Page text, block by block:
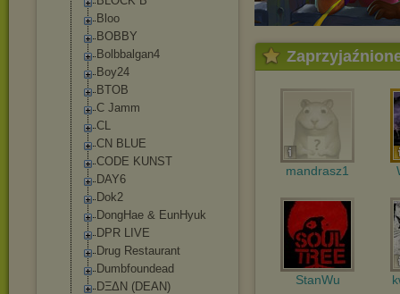
Bloo
BOBBY
Bolbbalgan4
Boy24
BTOB
C Jamm
CL
CN BLUE
CODE KUNST
DAY6
Dok2
DongHae & EunHyuk
DPR LIVE
Drug Restaurant
Dumbfoundead
DΞΔN (DEAN)
mandrasz1
StanWu